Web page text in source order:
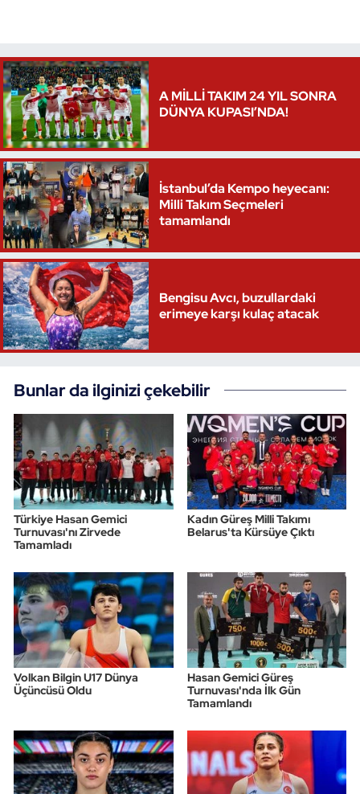
A MİLLİ TAKIM 24 YIL SONRA
DÜNYA KUPASI’NDA!
İstanbul’da Kempo heyecanı:
Milli Takım Seçmeleri
tamamlandı
Bengisu Avcı, buzullardaki
erimeye karşı kulaç atacak
Bunlar da ilginizi çekebilir
Türkiye Hasan Gemici
Turnuvası'nı Zirvede
Tamamladı
Kadın Güreş Milli Takımı
Belarus'ta Kürsüye Çıktı
Volkan Bilgin U17 Dünya
Üçüncüsü Oldu
Hasan Gemici Güreş
Turnuvası'nda İlk Gün
Tamamlandı
Özel Sporcular
Paralimpik
Ragbi
Satranç
Su Topu
Sualtı Sporları
Tekvando
Tenis
Triatlon
Voleybol
Vücut Geliştirme Fitness
Wushu Kungfu
Yüzme